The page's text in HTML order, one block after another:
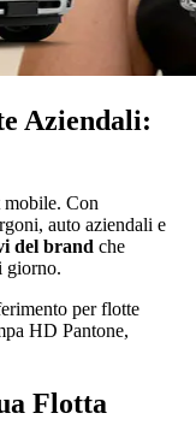
Aziendali:
mobile. Con
auto aziendali e
del brand che
giorno.
per flotte
HD Pantone,
Flotta